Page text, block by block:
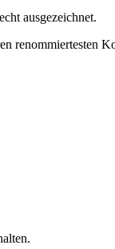
ausgezeichnet.
renommiertesten